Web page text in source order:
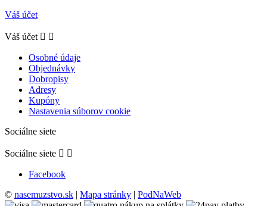
Váš účet
Váš účet  
Osobné údaje
Objednávky
Dobropisy
Adresy
Kupóny
Nastavenia súborov cookie
Sociálne siete
Sociálne siete  
Facebook
© nasemuzstvo.sk | Mapa stránky | PodNaWeb